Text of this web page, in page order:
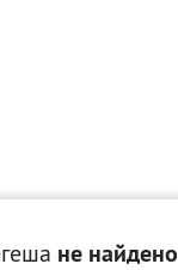
не найдено